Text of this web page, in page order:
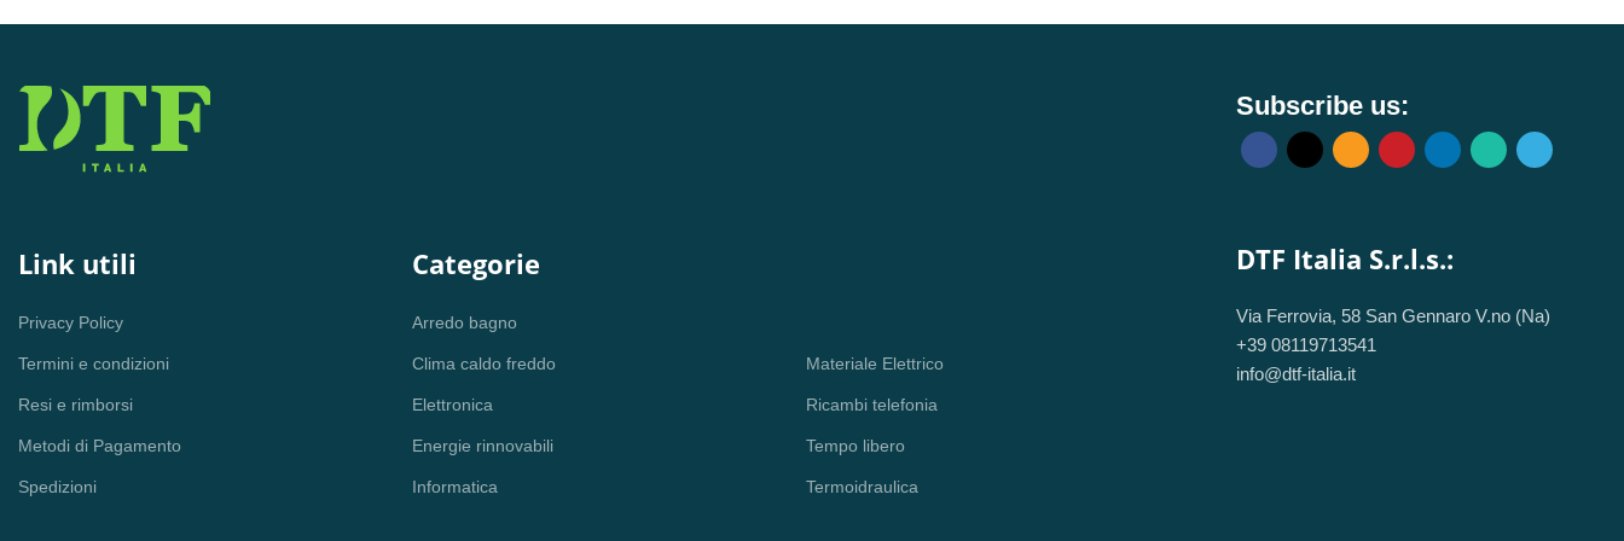
Link utili
Privacy Policy
Termini e condizioni
Resi e rimborsi
Metodi di Pagamento
Spedizioni
Categorie
Arredo bagno
Clima caldo freddo
Elettronica
Energie rinnovabili
Informatica
Materiale Elettrico
Ricambi telefonia
Tempo libero
Termoidraulica
Subscribe us:
DTF Italia S.r.l.s.:
Via Ferrovia, 58 San Gennaro V.no (Na)
+39 08119713541
info@dtf-italia.it